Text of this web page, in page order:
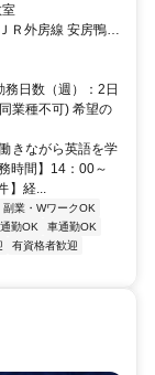
Ｒ外房線 安房鴨川
／近隣教室への
日数（週）：2日
業種不可) 希望の
きながら英語を学
時間】14：00～
】経...
副業・WワークOK
勤OK
車通勤OK
有資格者歓迎